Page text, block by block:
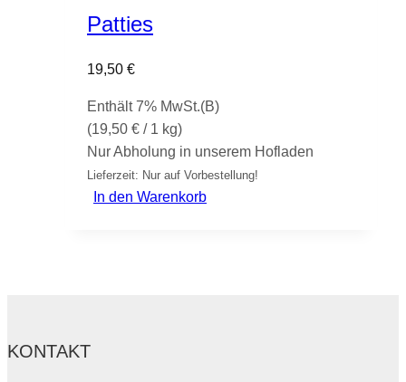
Patties
19,50 €
Enthält 7% MwSt.(B)
(19,50 € / 1 kg)
Nur Abholung in unserem Hofladen
Lieferzeit: Nur auf Vorbestellung!
In den Warenkorb
KONTAKT